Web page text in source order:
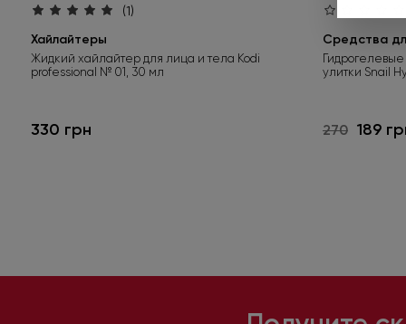
(1)
Хайлайтеры
Жидкий хайлайтер для лица и тела Kodi
professional № 01, 30 мл
330 грн
Средства
улитки Snail
270 189